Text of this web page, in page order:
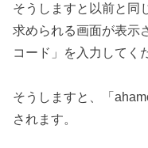
そうしますと以前と同
求められる画面が表示
コード」を入力してく
そうしますと、「
されます。